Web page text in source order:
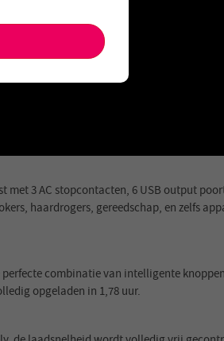
3 AC stopcontacten, 6 USB output
haardrogers, gereedschap, en zelfs
combinatie van intelligente
opgeladen in 1,78 uur.